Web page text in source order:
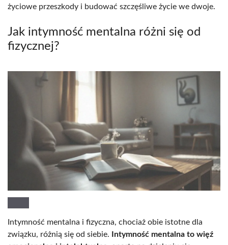
życiowe przeszkody i budować szczęśliwe życie we dwoje.
Jak intymność mentalna różni się od
fizycznej?
Intymność mentalna i fizyczna, chociaż obie istotne dla
związku, różnią się od siebie.
Intymność mentalna to więź